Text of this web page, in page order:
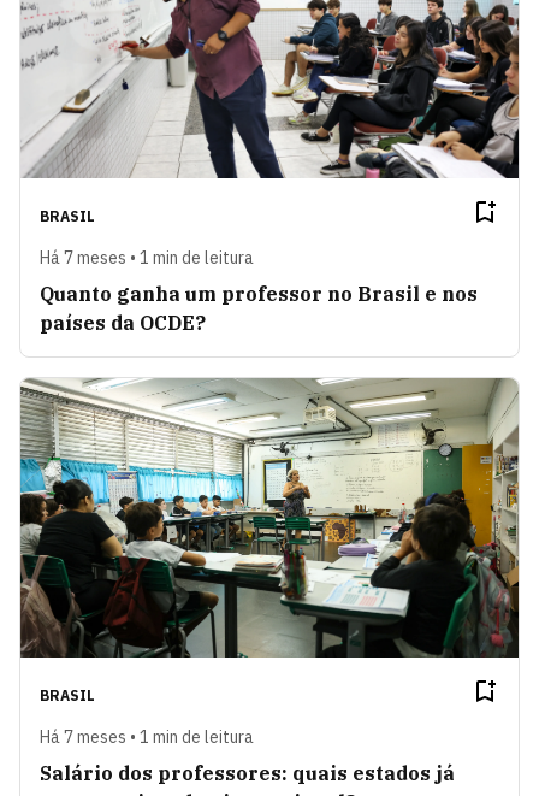
BRASIL
Há 7 meses • 1 min de leitura
Quanto ganha um professor no Brasil e nos
países da OCDE?
BRASIL
Há 7 meses • 1 min de leitura
Salário dos professores: quais estados já